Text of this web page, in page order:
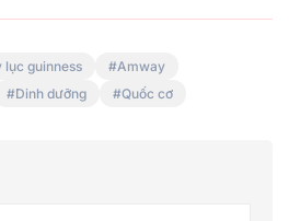
lục guinness
Amway
Dinh dưỡng Quốc cơ